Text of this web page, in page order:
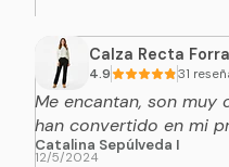
Calza Recta
4.9 31
Me encantan, son muy
han convertido en mi
Catalina Sepúlveda I
12/5/2024